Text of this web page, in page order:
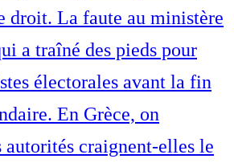
droit. La faute au ministère
a traîné des pieds pour
électorales avant la fin
En Grèce, on
autorités craignent-elles le